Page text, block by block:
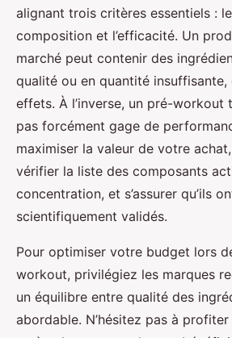
alignant trois critères essentiels :
composition et l’efficacité. Un
marché peut contenir des
qualité ou en quantité
effets. À l’inverse, un pré-workout
pas forcément gage de
maximiser la valeur de votre
vérifier la liste des composants
concentration, et s’assurer qu’ils
scientifiquement validés.
Pour optimiser votre budget lors
workout, privilégiez les marques
un équilibre entre qualité des
abordable. N’hésitez pas à